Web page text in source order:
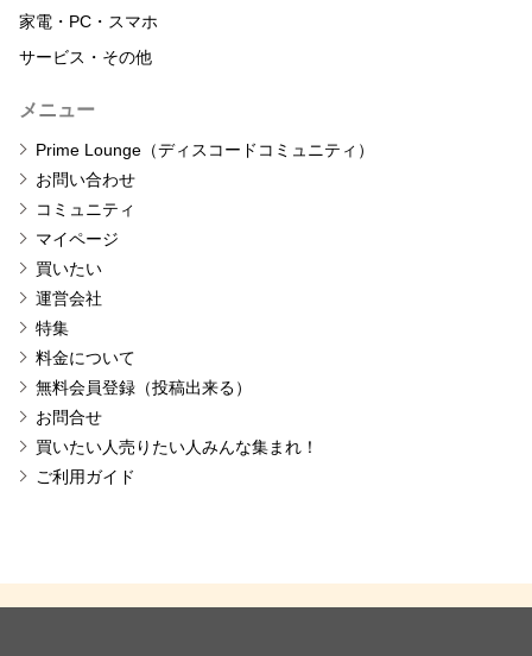
家電・PC・スマホ
サービス・その他
メニュー
Prime Lounge（ディスコードコミュニティ）
お問い合わせ
コミュニティ
マイページ
買いたい
運営会社
特集
料金について
無料会員登録（投稿出来る）
お問合せ
買いたい人売りたい人みんな集まれ！
ご利用ガイド